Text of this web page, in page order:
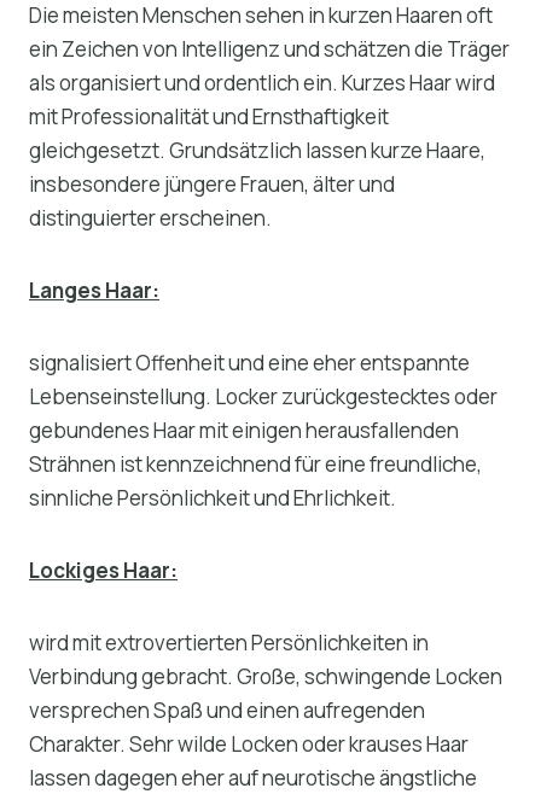
Die meisten Menschen sehen in kurzen Haaren oft
ein Zeichen von Intelligenz und schätzen die Träger
als organisiert und ordentlich ein. Kurzes Haar wird
mit Professionalität und Ernsthaftigkeit
gleichgesetzt. Grundsätzlich lassen kurze Haare,
insbesondere jüngere Frauen, älter und
distinguierter erscheinen.
Langes Haar:
signalisiert Offenheit und eine eher entspannte
Lebenseinstellung. Locker zurückgestecktes oder
gebundenes Haar mit einigen herausfallenden
Strähnen ist kennzeichnend für eine freundliche,
sinnliche Persönlichkeit und Ehrlichkeit.
Lockiges Haar:
wird mit extrovertierten Persönlichkeiten in
Verbindung gebracht. Große, schwingende Locken
versprechen Spaß und einen aufregenden
Charakter. Sehr wilde Locken oder krauses Haar
lassen dagegen eher auf neurotische ängstliche